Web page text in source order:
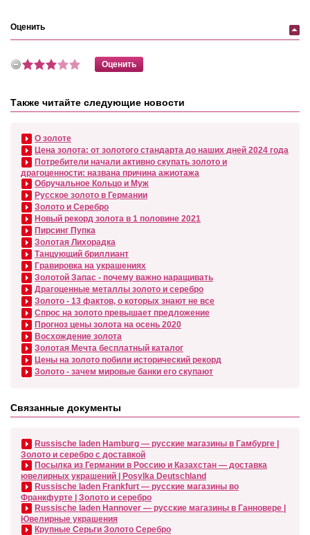
Оценить
Также читайте следующие новости
О золоте
Цена золота: от золотого стандарта до наших дней 2024 года
Потребители начали активно скупать золото и
драгоценности: названа причина ажиотажа
Обручальное Кольцо и Муж
Русское золото в Германии
Золото и Серебро
Новый рекорд золота в 1 половине 2021
Пирсинг Пупка
Золотая Лихорадка
Танцующий бриллиант
Гравировка на украшениях
Золотой Запас - почему важно наращивать
Драгоценные металлы золото и серебро
Золото - 13 фактов, о которых знают не все
Спрос на золото превышает предложение
Прогноз цены золота на осень 2020
Восхождение золота
Золотая Мечта бесплатный каталог
Цены на золото побили исторический рекорд
Золото - зачем мировые банки его скупают
Связанные документы
Russische laden Hamburg — русские магазины в Гамбурге |
Золото и серебро с доставкой
Посылка из Германии в Россию и Казахстан — доставка
ювелирных украшений | Posylka Deutschland
Russische laden Frankfurt — русские магазины во
Франкфурте | Золото и серебро
Russische laden Hannover — русские магазины в Ганновере |
Ювелирные украшения
Крупные Серьги Золото Серебро